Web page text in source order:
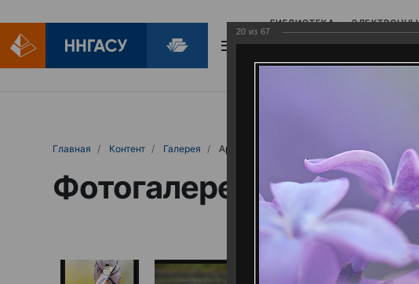
БИБЛИОТЕКА
БИБЛИОПОМОЩЬ
Главная Контент Галерея Артемовские луга – жемчужина Нижегородского Поволжья
Фотогалерея
20 из 67